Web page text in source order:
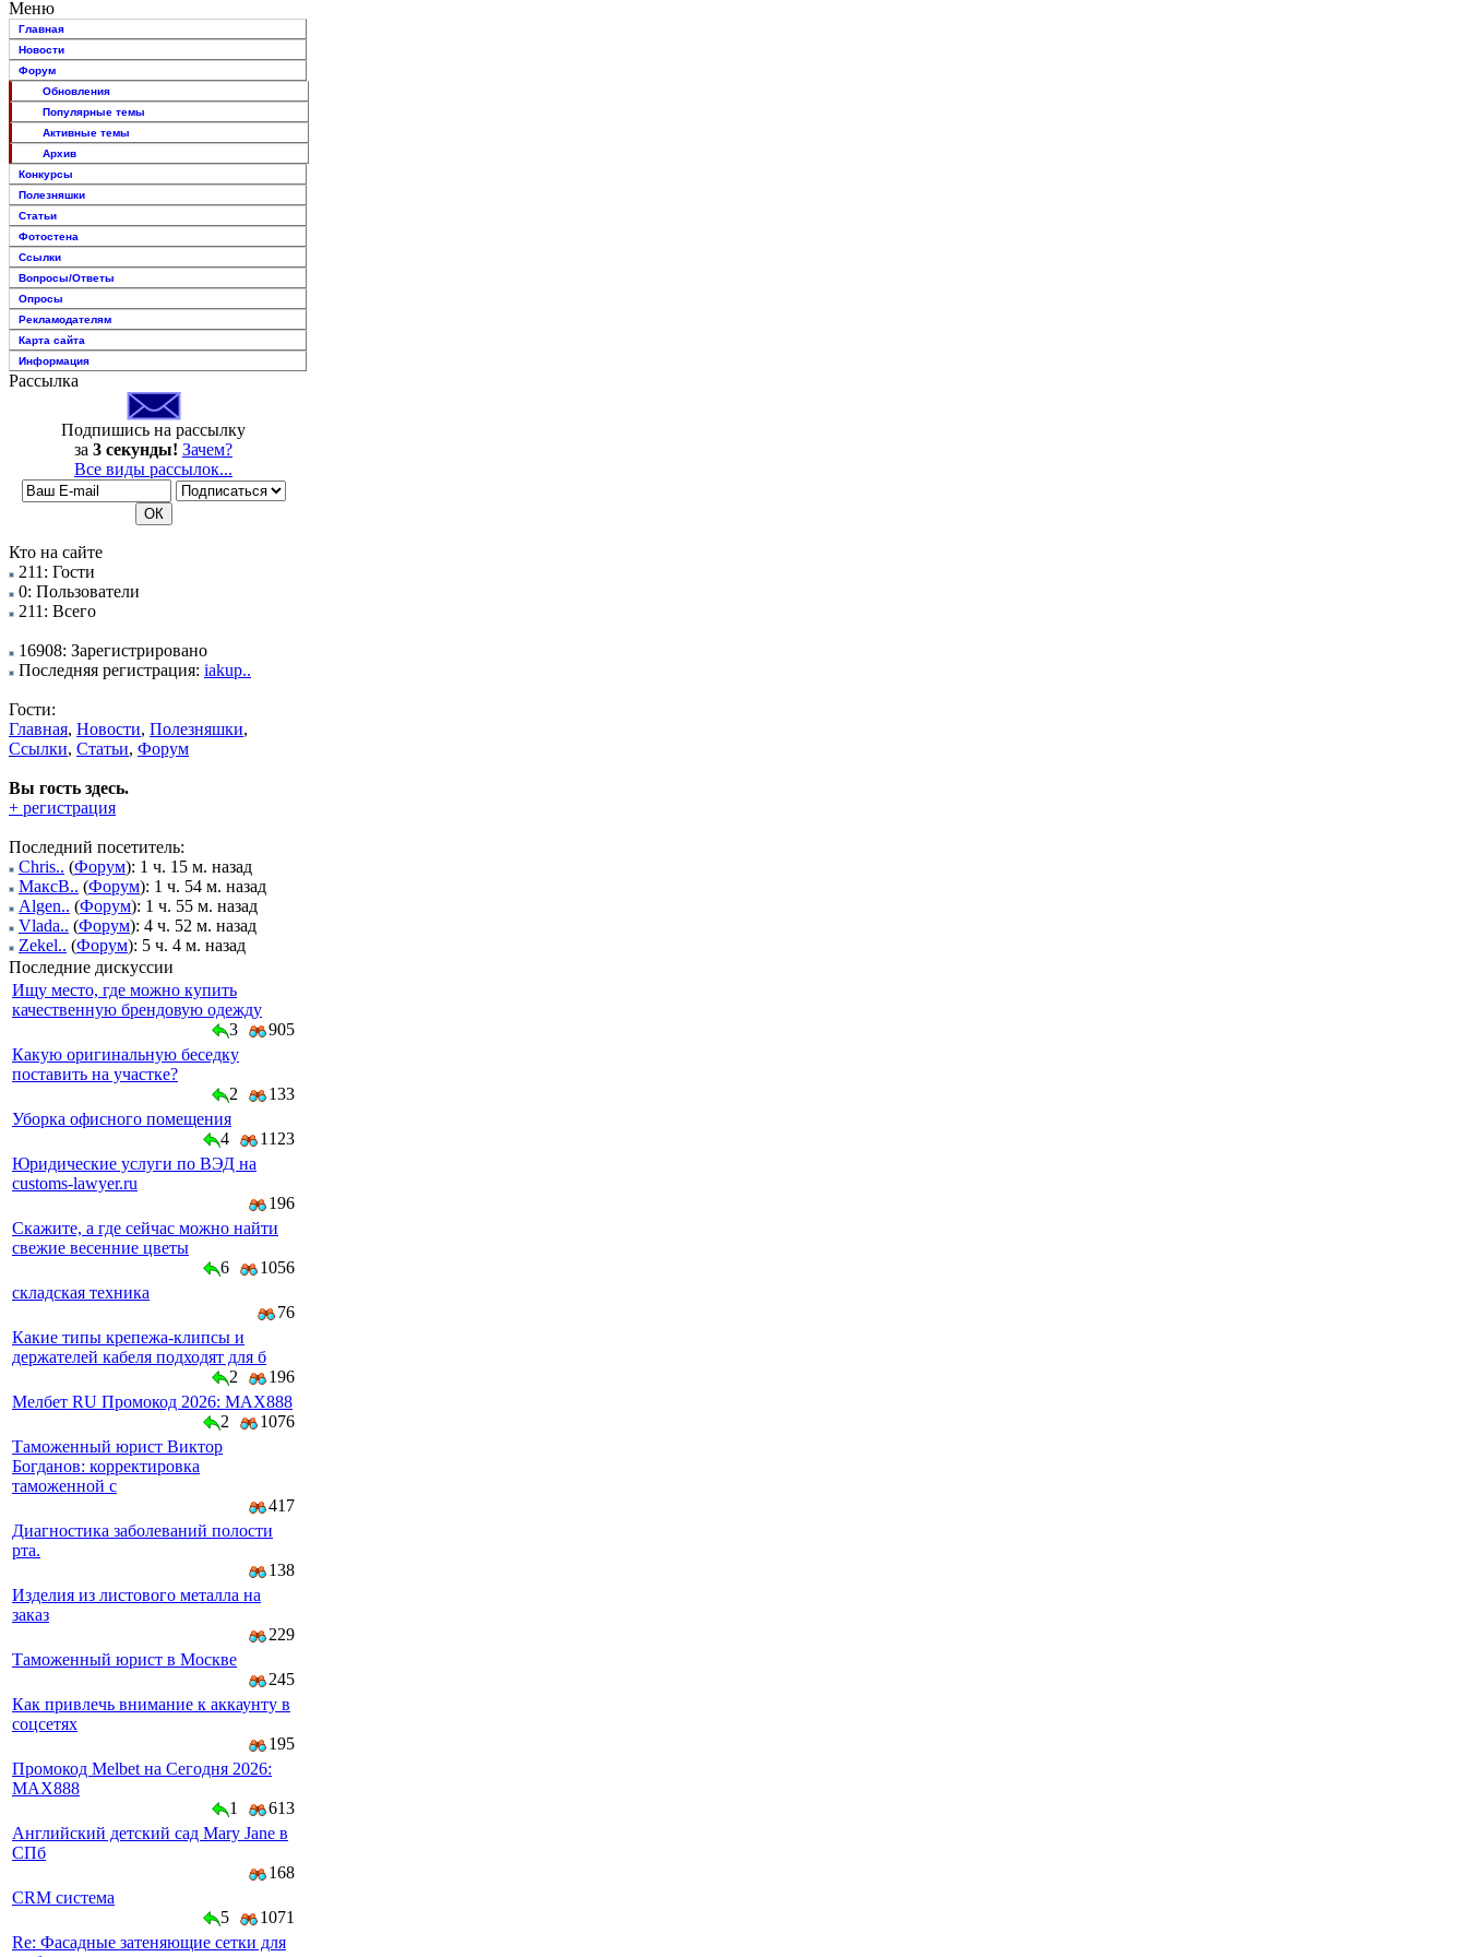
Меню
Главная
Новости
Форум
Обновления
Популярные темы
Активные темы
Архив
Конкурсы
Полезняшки
Статьи
Фотостена
Ссылки
Вопросы/Ответы
Опросы
Рекламодателям
Карта сайта
Информация
Рассылка
Подпишись на рассылку
за 3 секунды! Зачем?
Все виды рассылок...
Кто на сайте
211: Гости
0: Пользователи
211: Всего
16908: Зарегистрировано
Последняя регистрация: iakup..
Гости:
Главная, Новости, Полезняшки,
Ссылки, Статьи, Форум
Вы гость здесь.
+ регистрация
Последний посетитель:
Chris.. (Форум): 1 ч. 15 м. назад
МаксВ.. (Форум): 1 ч. 54 м. назад
Algen.. (Форум): 1 ч. 55 м. назад
Vlada.. (Форум): 4 ч. 52 м. назад
Zekel.. (Форум): 5 ч. 4 м. назад
Последние дискуссии
Ищу место, где можно купить
качественную брендовую одежду
3
905
Какую оригинальную беседку
поставить на участке?
2
133
Уборка офисного помещения
4
1123
Юридические услуги по ВЭД на
customs-lawyer.ru
196
Скажите, а где сейчас можно найти
свежие весенние цветы
6
1056
складская техника
76
Какие типы крепежа-клипсы и
держателей кабеля подходят для б
2
196
Мелбет RU Промокод 2026: MAX888
2
1076
Таможенный юрист Виктор
Богданов: корректировка
таможенной с
417
Диагностика заболеваний полости
рта.
138
Изделия из листового металла на
заказ
229
Таможенный юрист в Москве
245
Как привлечь внимание к аккаунту в
соцсетях
195
Промокод Melbet на Сегодня 2026:
MAX888
1
613
Английский детский сад Mary Jane в
СПб
168
CRM система
5
1071
Re: Фасадные затеняющие сетки для